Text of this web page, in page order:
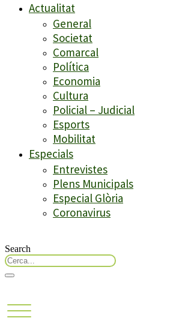
Actualitat
General
Societat
Comarcal
Política
Economia
Cultura
Policial – Judicial
Esports
Mobilitat
Especials
Entrevistes
Plens Municipals
Especial Glòria
Coronavirus
Search